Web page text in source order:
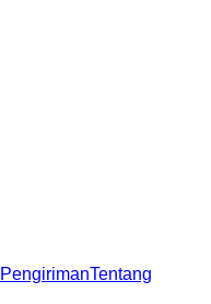
PengirimanTentang